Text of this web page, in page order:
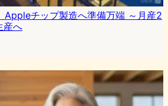
Appleチップ製造へ準備万端 ～月産2
産へ